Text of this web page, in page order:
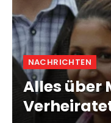
NACHRICHTEN
Alles über